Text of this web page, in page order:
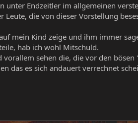
unter Endzeitler im allgemeinen
Leute, die von dieser Vorstellung
mein Kind zeige und ihm immer
hab ich wohl Mitschuld.
sehen die, die vor den
das es sich andauert verrechnet